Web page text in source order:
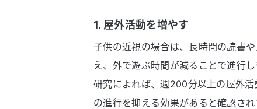
1. 屋外活動を増やす
子供の近視の場合は、長時間の読書
え、外で遊ぶ時間が減ることで進行し
研究によれば、週200分以上の屋外
の進行を抑える効果があると確認され